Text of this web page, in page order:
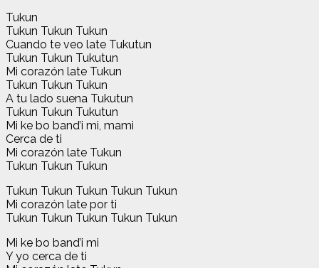
Tukun
Tukun Tukun Tukun
Cuando te veo late Tukutun
Tukun Tukun Tukutun
Mi corazón late Tukun
Tukun Tukun Tukun
A tu lado suena Tukutun
Tukun Tukun Tukutun
Mi ke bo band’i mi, mami
Cerca de ti
Mi corazón late Tukun
Tukun Tukun Tukun
Tukun Tukun Tukun Tukun Tukun
Mi corazón late por ti
Tukun Tukun Tukun Tukun Tukun
Mi ke bo band’i mi
Y yo cerca de ti